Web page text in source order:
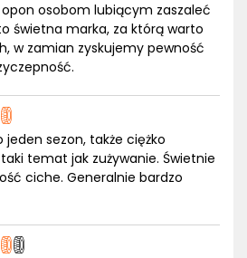
osobom lubiącym zaszaleć
świetna marka, za którą warto
w zamian zyskujemy pewność
sezon, także ciężko
temat jak zużywanie. Świetnie
ciche. Generalnie bardzo